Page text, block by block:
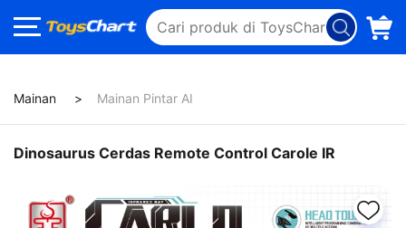
Mainan Mainan Pintar AI
Dinosaurus Cerdas Remote Control Carole IR